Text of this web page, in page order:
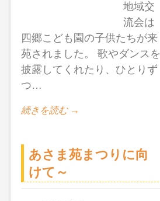
地域交
流会は
四郷こども園の子供たちが来
苑されました。 歌やダンスを
披露してくれたり、ひとりず
つ…
続きを読む →
あさま苑まつりに向
けて～